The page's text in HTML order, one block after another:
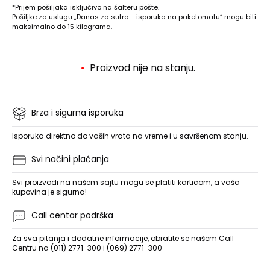
*Prijem pošiljaka isključivo na šalteru pošte.
Pošiljke za uslugu „Danas za sutra - isporuka na paketomatu“ mogu biti
maksimalno do 15 kilograma.
Proizvod nije na stanju.
Brza i sigurna isporuka
Isporuka direktno do vaših vrata na vreme i u savršenom stanju.
Svi načini plaćanja
Svi proizvodi na našem sajtu mogu se platiti karticom, a vaša
kupovina je sigurna!
Call centar podrška
Za sva pitanja i dodatne informacije, obratite se našem Call
Centru na (011) 2771-300 i (069) 2771-300